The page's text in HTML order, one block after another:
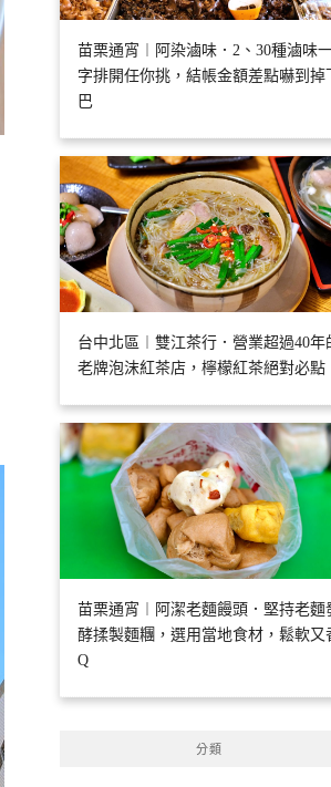
苗栗通宵︱阿染滷味．2、30種滷味
字排開任你挑，結帳金額差點嚇到掉
巴
台中北區︱雙江茶行．營業超過40年
老牌泡沫紅茶店，檸檬紅茶絕對必點
苗栗通宵︱阿潔老麵饅頭．堅持老麵
酵揉製麵糰，選用當地食材，鬆軟又
Q
分類